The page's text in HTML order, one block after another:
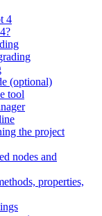
4
(optional)
tool
the project
nodes and
properties,